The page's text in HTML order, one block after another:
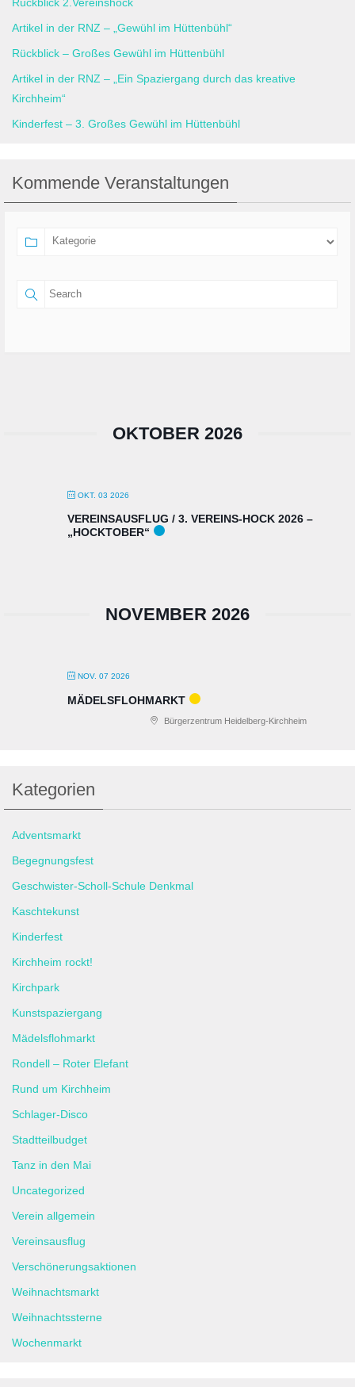
Artikel in der RNZ – „Gewühl im Hüttenbühl“
Rückblick – Großes Gewühl im Hüttenbühl
Artikel in der RNZ – „Ein Spaziergang durch das kreative
Kirchheim“
Kinderfest – 3. Großes Gewühl im Hüttenbühl
Kommende Veranstaltungen
OKTOBER 2026
OKT. 03 2026
VEREINSAUSFLUG / 3. VEREINS-HOCK 2026 –
„HOCKTOBER“
NOVEMBER 2026
NOV. 07 2026
MÄDELSFLOHMARKT
Bürgerzentrum Heidelberg-Kirchheim
Kategorien
Adventsmarkt
Begegnungsfest
Geschwister-Scholl-Schule Denkmal
Kaschtekunst
Kinderfest
Kirchheim rockt!
Kirchpark
Kunstspaziergang
Mädelsflohmarkt
Rondell – Roter Elefant
Rund um Kirchheim
Schlager-Disco
Stadtteilbudget
Tanz in den Mai
Uncategorized
Verein allgemein
Vereinsausflug
Verschönerungsaktionen
Weihnachtsmarkt
Weihnachtssterne
Wochenmarkt